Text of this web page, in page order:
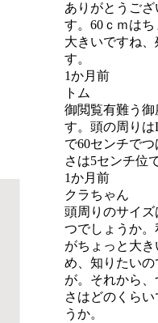
ありがとうござ
す。60ｃｍはち
大きいですね、
す。
1か月前
報告する
トム
御閲覧有難う御
す。頭の周り
で60センチで
さは5センチ位
1か月前
報告する
クラちゃん
頭周りのサイズ
つでしょうか。
がちょっと大き
め、知りたいの
が。それから、
さはどのくらい
うか。